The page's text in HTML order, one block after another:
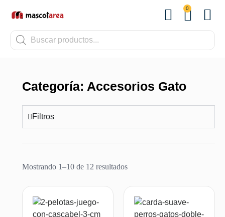
0
Categoría: Accesorios Gato
Filtros
Mostrando 1–10 de 12 resultados